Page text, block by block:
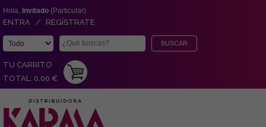
Hola, Invitado (Particular)
ENTRA / REGÍSTRATE
TU CARRITO
TOTAL: 0,00 €